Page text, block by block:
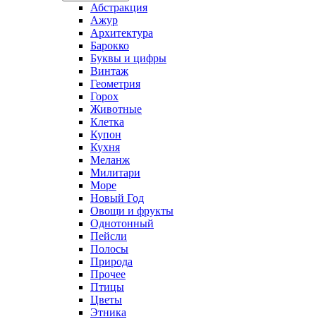
Абстракция
Ажур
Архитектура
Барокко
Буквы и цифры
Винтаж
Геометрия
Горох
Животные
Клетка
Купон
Кухня
Меланж
Милитари
Море
Новый Год
Овощи и фрукты
Однотонный
Пейсли
Полосы
Природа
Прочее
Птицы
Цветы
Этника